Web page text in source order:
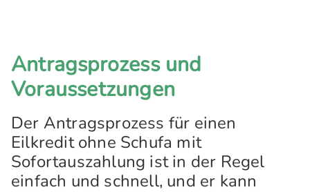
Antragsprozess und
Voraussetzungen
Der Antragsprozess für einen
Eilkredit ohne Schufa mit
Sofortauszahlung ist in der Regel
einfach und schnell, und er kann